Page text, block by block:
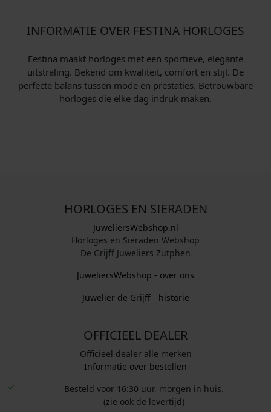
INFORMATIE OVER FESTINA HORLOGES
Festina maakt horloges met een sportieve, elegante
uitstraling. Bekend om kwaliteit, comfort en stijl. De
perfecte balans tussen mode en prestaties. Betrouwbare
horloges die elke dag indruk maken.
HORLOGES EN SIERADEN
JuweliersWebshop.nl
Horloges en Sieraden Webshop
De Grijff Juweliers Zutphen
JuweliersWebshop - over ons
Juwelier de Grijff - historie
OFFICIEEL DEALER
Officieel dealer alle merken
Informatie over bestellen
Besteld voor 16:30 uur, morgen in huis.
(zie ook de levertijd)